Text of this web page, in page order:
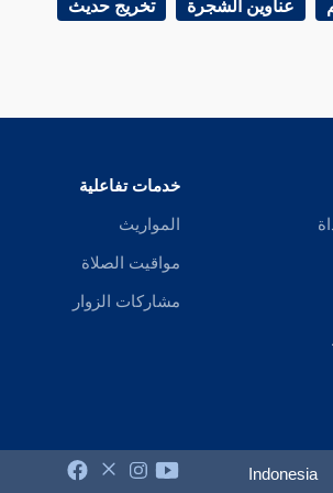
عناوين الشجرة تخريج حديث
خدمات تفاعلية
المواريث
مواقيت الصلاة
مشاركات الزوار
Indonesia